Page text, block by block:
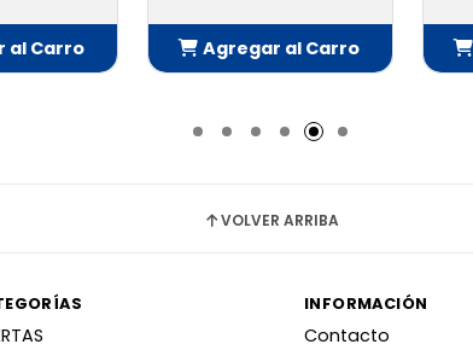
al Carro
Agregar al Carro
VOLVER ARRIBA
INFORMACIÓN
Contacto